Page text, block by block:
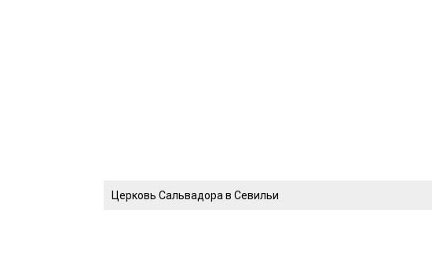
Церковь Сальвадора в Севильи